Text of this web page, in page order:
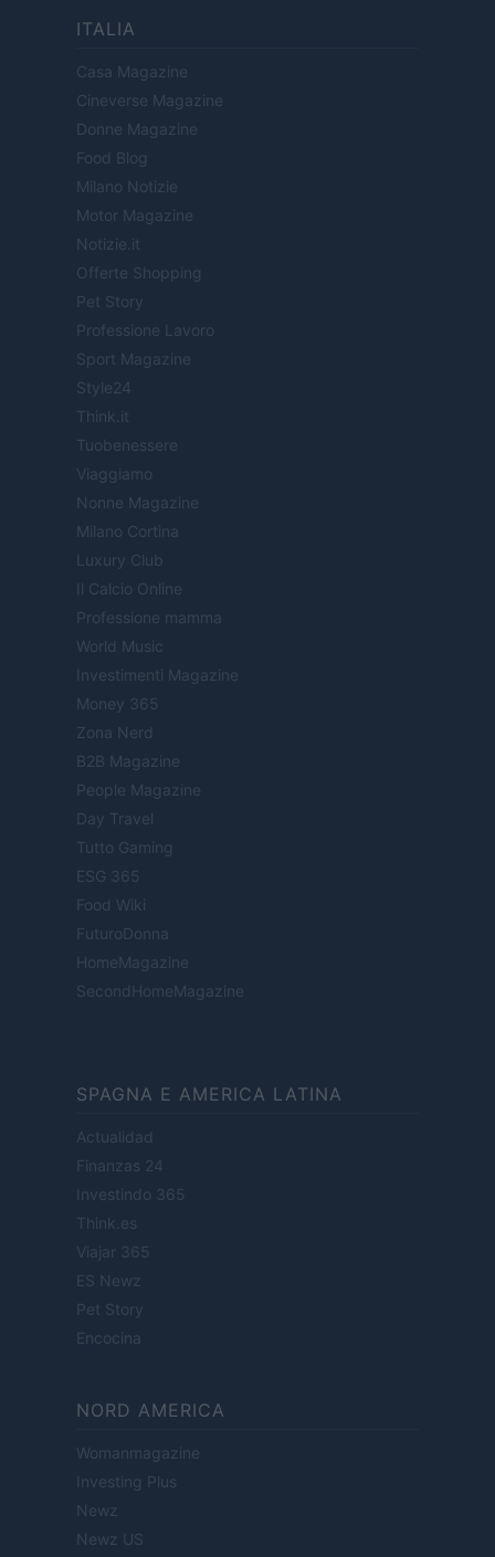
ITALIA
Casa Magazine
Cineverse Magazine
Donne Magazine
Food Blog
Milano Notizie
Motor Magazine
Notizie.it
Offerte Shopping
Pet Story
Professione Lavoro
Sport Magazine
Style24
Think.it
Tuobenessere
Viaggiamo
Nonne Magazine
Milano Cortina
Luxury Club
Il Calcio Online
Professione mamma
World Music
Investimenti Magazine
Money 365
Zona Nerd
B2B Magazine
People Magazine
Day Travel
Tutto Gaming
ESG 365
Food Wiki
FuturoDonna
HomeMagazine
SecondHomeMagazine
SPAGNA E AMERICA LATINA
Actualidad
Finanzas 24
Investindo 365
Think.es
Viajar 365
ES Newz
Pet Story
Encocina
NORD AMERICA
Womanmagazine
Investing Plus
Newz
Newz US